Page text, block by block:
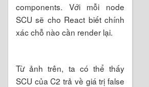
components. Với mỗi node
SCU sẽ cho React biết chính
xác chỗ nào cần render lại.
Từ ảnh trên, ta có thể thấy
SCU của C2 trả về giá trị false